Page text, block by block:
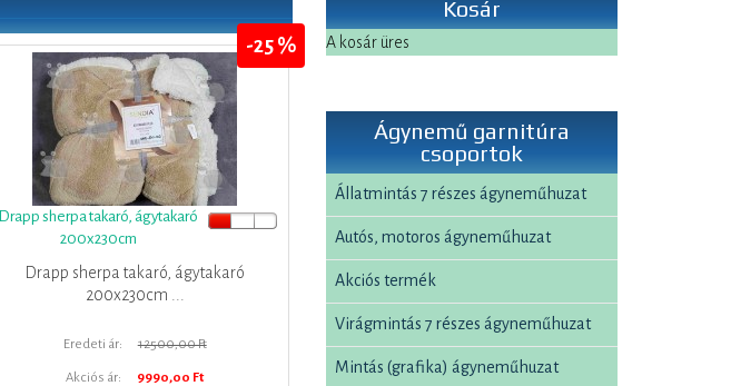
Drapp sherpa takaró, ágytakaró
200x230cm
Drapp sherpa takaró, ágytakaró
200x230cm ...
-25 %
Eredeti ár: 12500,00 Ft
Akciós ár: 9990,00 Ft
Kosár
A kosár üres
Ágynemű garnitúra
csoportok
Állatmintás 7 részes ágyneműhuzat
Autós, motoros ágyneműhuzat
Akciós termék
Virágmintás 7 részes ágyneműhuzat
Mintás (grafika) ágyneműhuzat